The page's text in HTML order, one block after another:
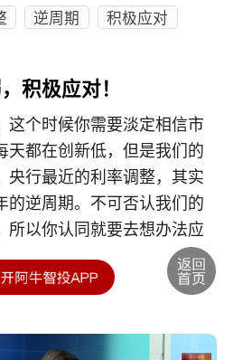
逆周期
积极应对
积极应对！
这个时候你需要淡定相信市
天都在创新低，但是我们的
央行最近的利率调整，其实
的逆周期。不可否认我们的
所以你认同就要去想办法应